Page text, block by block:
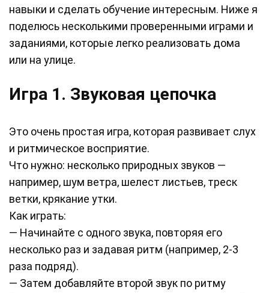
навыки и сделать обучение интересным. Ниже я
поделюсь несколькими проверенными играми и
заданиями, которые легко реализовать дома
или на улице.
Игра 1. Звуковая цепочка
Это очень простая игра, которая развивает слух
и ритмическое восприятие.
Что нужно: несколько природных звуков —
например, шум ветра, шелест листьев, треск
ветки, крякание утки.
Как играть:
— Начинайте с одного звука, повторяя его
несколько раз и задавая ритм (например, 2-3
раза подряд).
— Затем добавляйте второй звук по ритму